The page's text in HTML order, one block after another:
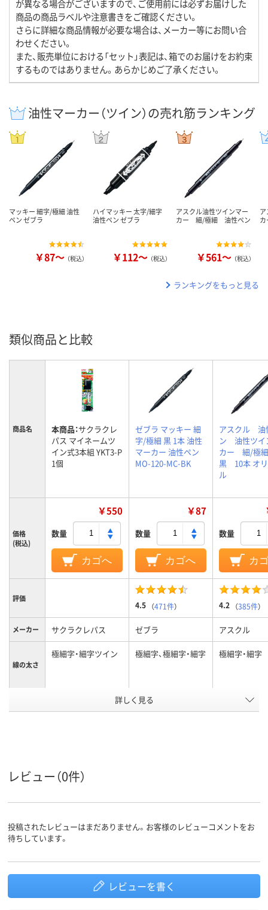
が異なる場合がございますので、ご使用前には必ずお届けした
商品の商品ラベルや注意書きをご確認ください。
さらに詳細な商品情報が必要な場合は、メーカー等にお問い合
わせください。
また、販売単位における「セット」表記は、箱でのお届けをお約束
するものではありません。あらかじめご了承ください。
油性マーカー（ツイン）の売れ筋ランキング
マッキー 細字/極細 油性
ペン ゼブラ
￥87～ （税込）
ハイマッキー 太字/細字
油性ペン ゼブラ
￥112～ （税込）
アスクル油性ツインマー
カー 細/極細 油性ペン
￥561～ （税込）
ランキングをもっと見る
類似商品と比較
商品名 本商品：サクラクレ
パス マイネームツ
イン式3本組 YKT3-P
1個
ゼブラ マッキー 細
字/極細 黒 1本 油性
マーカー 油性ペン
MO-120-MC-BK
アスクル 油
ン 油性ツイ
カー 細/
黒 10本 オ
ル
価格
(税込)
￥550
数量
カゴへ
￥87
数量
カゴへ
数量
カ
評価
4.5 （471件） 4.2 （385件）
メーカー サクラクレパス ゼブラ アスクル
線の太さ
極細字・細字ツイン 極細字、極細字・細字 極細字・細字
黒
インク種
類
油性インク
形状 ツイン ツイン ツイン
アスクル
商品環境
詳しく見る
レビュー（0件）
投稿されたレビューはまだありません。お客様のレビューコメントをお
待ちしています。
レビューを書く